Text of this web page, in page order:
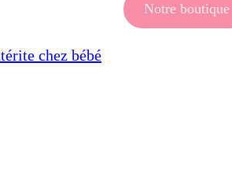
Notre boutique
chez bébé